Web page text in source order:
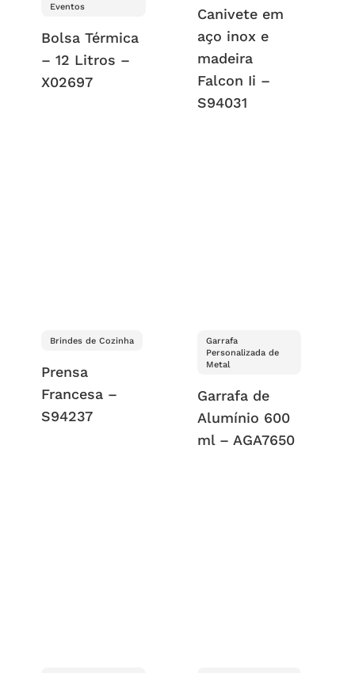
Eventos
Bolsa Térmica
– 12 Litros –
X02697
Canivete em
aço inox e
madeira
Falcon Ii –
S94031
Brindes de Cozinha
Prensa
Francesa –
S94237
Garrafa
Personalizada de
Metal
Garrafa de
Alumínio 600
ml – AGA7650